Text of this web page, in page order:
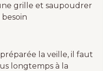
grille et saupoudrer
la veille, il faut
longtemps à la